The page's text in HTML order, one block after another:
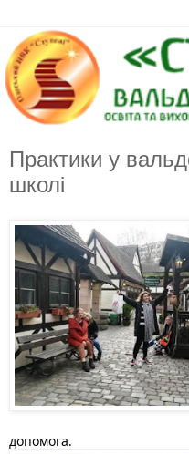
Практики у
школі
допомога.